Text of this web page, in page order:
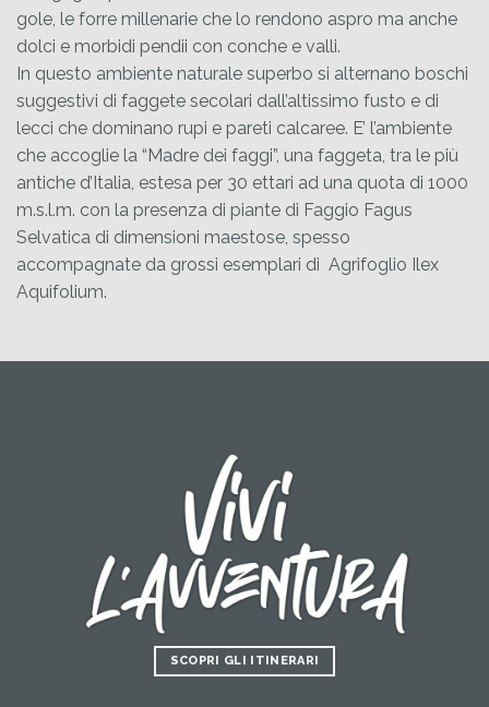
gole, le forre millenarie che lo rendono aspro ma anche
dolci e morbidi pendii con conche e valli.
In questo ambiente naturale superbo si alternano boschi
suggestivi di faggete secolari dall’altissimo fusto e di
lecci che dominano rupi e pareti calcaree. E’ l’ambiente
che accoglie la “Madre dei faggi”, una faggeta, tra le più
antiche d’Italia, estesa per 30 ettari ad una quota di 1000
m.s.l.m. con la presenza di piante di Faggio Fagus
Selvatica di dimensioni maestose, spesso
accompagnate da grossi esemplari di Agrifoglio Ilex
Aquifolium.
SCOPRI GLI ITINERARI